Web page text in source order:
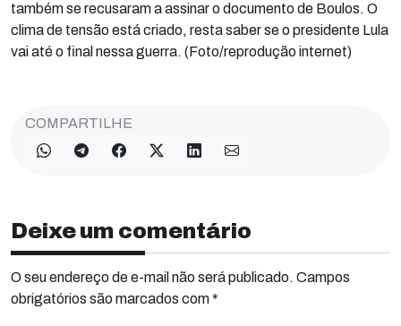
também se recusaram a assinar o documento de Boulos. O
clima de tensão está criado, resta saber se o presidente Lula
vai até o final nessa guerra. (Foto/reprodução internet)
COMPARTILHE
Deixe um comentário
O seu endereço de e-mail não será publicado. Campos
obrigatórios são marcados com *